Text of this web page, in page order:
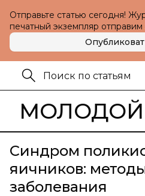
Отправьте статью сегодня!
печатный экземпляр отправим
Синдром
яичников:
заболевания